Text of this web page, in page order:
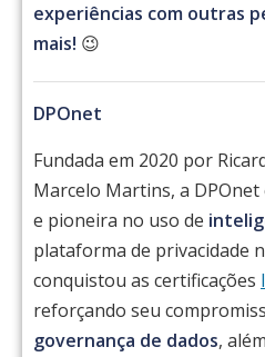
experiências com outras
mais! 😉
DPOnet
Fundada em 2020 por
Marcelo Martins, a
e pioneira no uso de
plataforma de privacidade
conquistou as certificações
reforçando seu
governança de dados,